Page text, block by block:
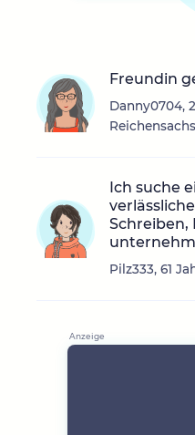
Freundin
Danny0704,
Ich suche
Schreiben,
Pilz333, 61